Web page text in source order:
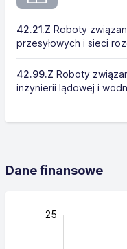
42.21.Z Roboty
przesyłowych i sieci
42.99.Z Roboty
inżynierii lądowej i
Dane finansowe
25